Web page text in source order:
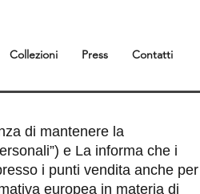
Collezioni Press Contatti
di mantenere la
e La informa che i
i punti vendita anche per
europea in materia di